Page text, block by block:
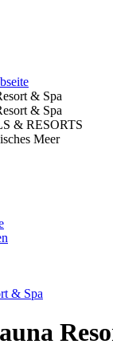
& Spa
& Spa
& RESORTS
Meer